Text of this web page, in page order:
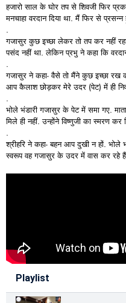
हजारोसालकेघोरतपसेशिवजीफिर
मनचाहावरदानदिया था.मैंफिरसेप्रसन्न
.
गजासुरकुछइच्छालेकरतोतपकरनहीं
पसंदनहींथा.लेकिनप्रभुनेकहाकि
.
गजासुरनेकहा-वैसेतोमैंनेकुछइच्छारख
आपकैलाशछोड़करमेरेउदर (पेट)मेंही
.
भोले भंडारीगजासुरकेपेटमेंसमागए.
मिलेहीनहीं.उन्होंनेविष्णुजीकास्मरणकर
.
श्रीहरिनेकहा-बहनआपदुखीनहों. भोले
स्वरूपवहगजासुरकेउदरमेंवासकररहे
Playlist